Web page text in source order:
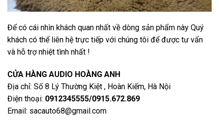
Để có cái nhìn khách quan nhất về dòng sản phẩm này Quý
khách có thể liên hệ trực tiếp với chúng tôi để được tư vấn
và hỗ trợ nhiệt tình nhất !
CỬA HÀNG AUDIO HOÀNG ANH
Địa chỉ: Số 8 Lý Thường Kiệt , Hoàn Kiếm, Hà Nội
Điện thoại: 0912345555/0915.672.869
Email: sacauto68@gmail.com